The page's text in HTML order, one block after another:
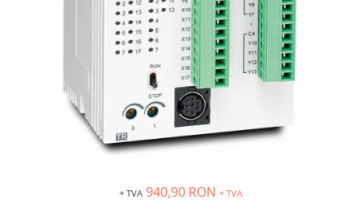
Router si switch-uri industriale
Senzori fotoelectrici
Senzori inductivi
Senzori magnetici-rezistivi
Senzori ultrasonici
Contactoare
Butoane si accesorii
Lampa multi LED
+ TVA 940,90 RON + TVA